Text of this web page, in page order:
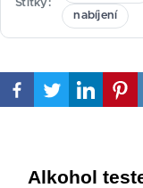
Štítky
nabíjení